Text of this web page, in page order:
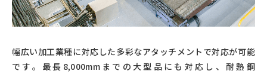
幅広い加工業種に対応した多彩なアタッチメントで対応が可能
です。最長8,000mmまでの大型品にも対応し、耐熱鋼